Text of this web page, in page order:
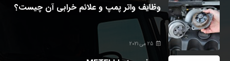
وظایف واتر پمپ و علائم خرابی آن چیست؟
25 می 2021